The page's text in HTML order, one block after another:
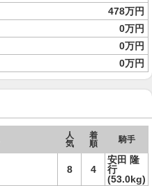
478万円
0万円
0万円
0万円
人
気
着
順
騎手
8 4
安田 隆
行
(53.0kg)